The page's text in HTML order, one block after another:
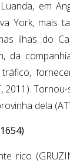
em
York, mais
ilhas do
da
2011).
dela
rico